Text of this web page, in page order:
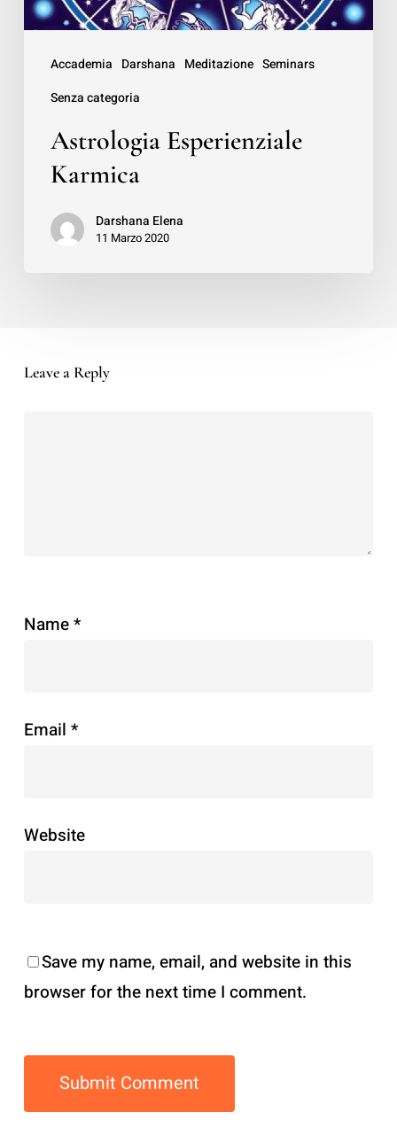
Accademia Darshana Meditazione Seminars
Senza categoria
Astrologia Esperienziale
Karmica
Darshana Elena
11 Marzo 2020
Leave a Reply
Name*
Email *
Website
Save my name, email, and website in this
browser for the next time I comment.